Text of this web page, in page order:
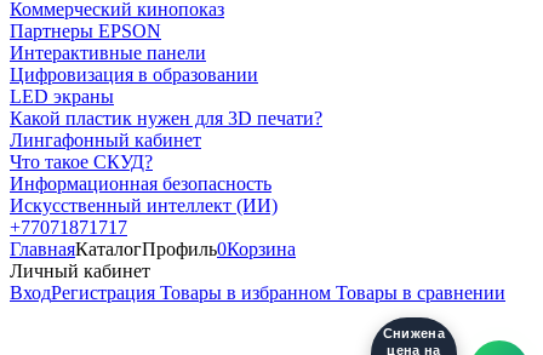
Коммерческий кинопоказ
Партнеры EPSON
Интерактивные панели
Цифровизация в образовании
LED экраны
Какой пластик нужен для 3D печати?
Лингафонный кабинет
Что такое СКУД?
Информационная безопасность
Искусственный интеллект (ИИ)
+77071871717
Снижена
цена на
ГлавнаяКаталогПрофиль0Корзина
Личный кабинет
ВходРегистрация Товары в избранном Товары в сравнении